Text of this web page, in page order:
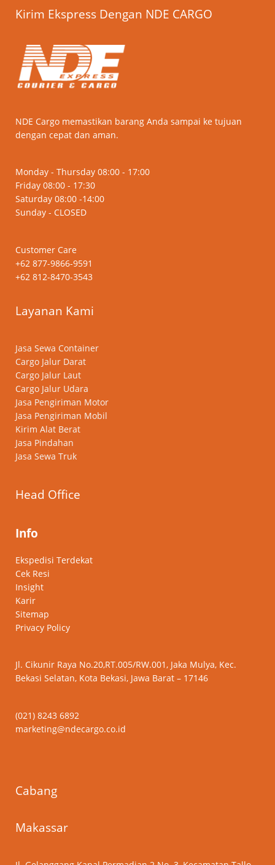
Kirim Ekspress Dengan NDE CARGO
NDE Cargo memastikan barang Anda sampai ke tujuan
dengan cepat dan aman.
Monday - Thursday 08:00 - 17:00
Friday 08:00 - 17:30
Saturday 08:00 -14:00
Sunday - CLOSED
Customer Care
+62 877-9866-9591
+62 812-8470-3543
Layanan Kami
Jasa Sewa Container
Cargo Jalur Darat
Cargo Jalur Laut
Cargo Jalur Udara
Jasa Pengiriman Motor
Jasa Pengiriman Mobil
Kirim Alat Berat
Jasa Pindahan
Jasa Sewa Truk
Head Office
Info
Ekspedisi Terdekat
Cek Resi
Insight
Karir
Sitemap
Privacy Policy
Jl. Cikunir Raya No.20,RT.005/RW.001, Jaka Mulya, Kec.
Bekasi Selatan, Kota Bekasi, Jawa Barat – 17146
(021) 8243 6892
marketing@ndecargo.co.id
Cabang
Makassar